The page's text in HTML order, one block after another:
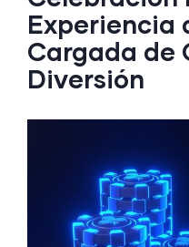
Experiencia
Cargada de
Diversión